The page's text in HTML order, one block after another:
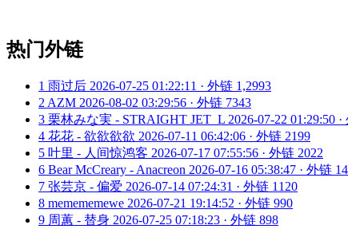
热门外链
1 雨过后 2026-07-25 01:22:11 · 外链 1,2993
2 AZM 2026-08-02 03:29:56 · 外链 7343
3 栗林みな実 - STRAIGHT JET_L 2026-07-22 01:29:50
4 花花 - 欲欲欲欲 2026-07-11 06:42:06 · 外链 2199
5 叶里 - 人间惊鸿客 2026-07-17 07:55:56 · 外链 2022
6 Bear McCreary - Anacreon 2026-07-16 05:38:47 · 外链
7 张芸京 - 偏爱 2026-07-14 07:24:31 · 外链 1120
8 memememewe 2026-07-21 19:14:52 · 外链 990
9 周蕙 - 替身 2026-07-25 07:18:23 · 外链 898